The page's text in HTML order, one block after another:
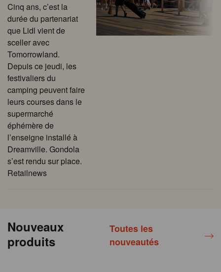
Cinq ans, c’est la
durée du partenariat
que Lidl vient de
sceller avec
Tomorrowland.
Depuis ce jeudi, les
festivaliers du
camping peuvent faire
leurs courses dans le
supermarché
éphémère de
l’enseigne installé à
Dreamville. Gondola
s’est rendu sur place.
Retailnews
Nouveaux
produits
Toutes les
nouveautés